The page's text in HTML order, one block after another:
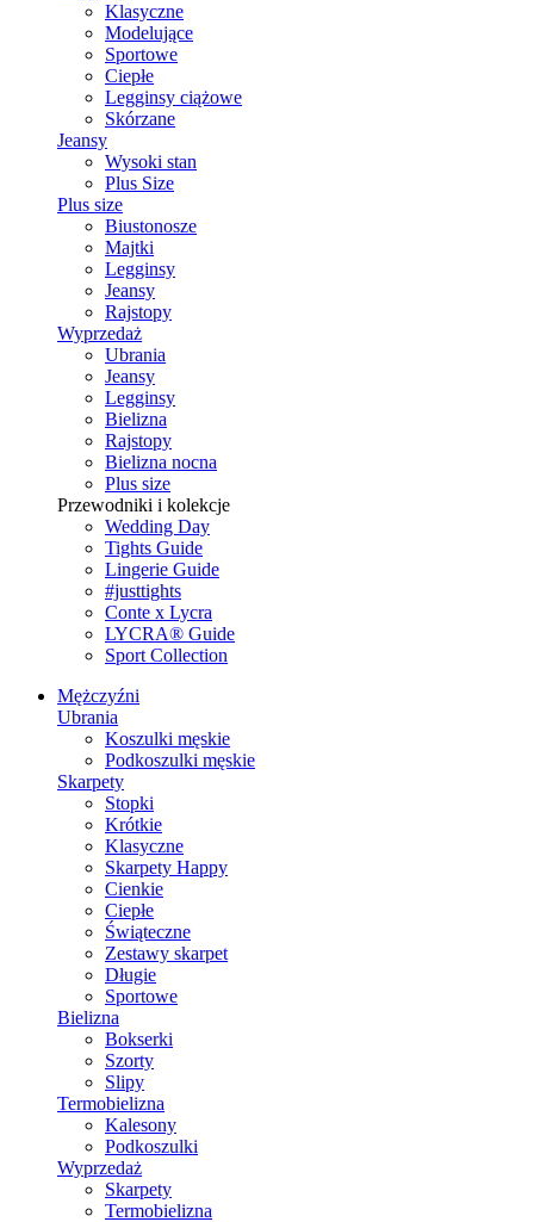
Klasyczne
Modelujące
Sportowe
Ciepłe
Legginsy ciążowe
Skórzane
Jeansy
Wysoki stan
Plus Size
Plus size
Biustonosze
Majtki
Legginsy
Jeansy
Rajstopy
Wyprzedaż
Ubrania
Jeansy
Legginsy
Bielizna
Rajstopy
Bielizna nocna
Plus size
Przewodniki i kolekcje
Wedding Day
Tights Guide
Lingerie Guide
#justtights
Conte x Lycra
LYCRA® Guide
Sport Сollection
Mężczyźni
Ubrania
Koszulki męskie
Podkoszulki męskie
Skarpety
Stopki
Krótkie
Klasyczne
Skarpety Happy
Cienkie
Ciepłe
Świąteczne
Zestawy skarpet
Długie
Sportowe
Bielizna
Bokserki
Szorty
Slipy
Termobielizna
Kalesony
Podkoszulki
Wyprzedaż
Skarpety
Termobielizna